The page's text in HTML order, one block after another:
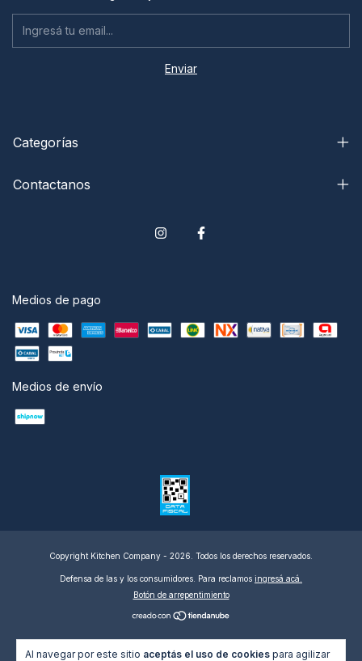
Al navegar por este sitio aceptás el uso de cookies para agilizar
Categorías
Contactanos
Medios de pago
Medios de envío
Copyright Kitchen Company - 2026. Todos los derechos reservados.
Defensa de las y los consumidores. Para reclamos ingresá acá.
Botón de arrepentimiento